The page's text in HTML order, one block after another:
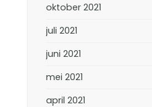
oktober 2021
juli 2021
juni 2021
mei 2021
april 2021